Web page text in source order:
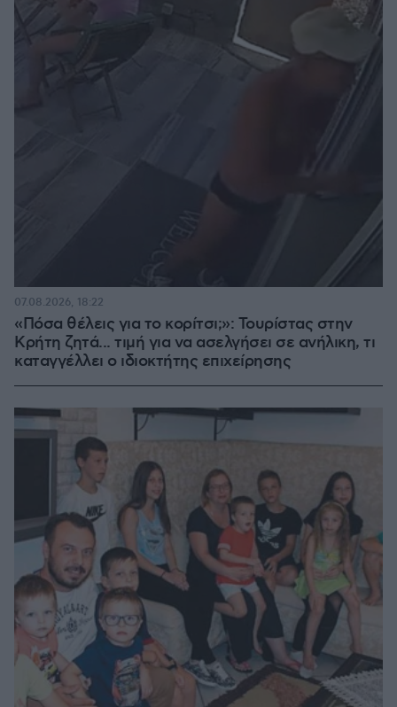
«Πόσα θέλεις για το κορίτσι;»: Τουρίστας στην
Κρήτη ζητά... τιμή για να ασελγήσει σε ανήλικη, τι
καταγγέλλει ο ιδιοκτήτης επιχείρησης
07.08.2026, 18:22